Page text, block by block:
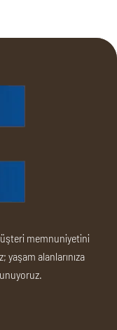
memnuniyetini
yaşam alanlarınıza